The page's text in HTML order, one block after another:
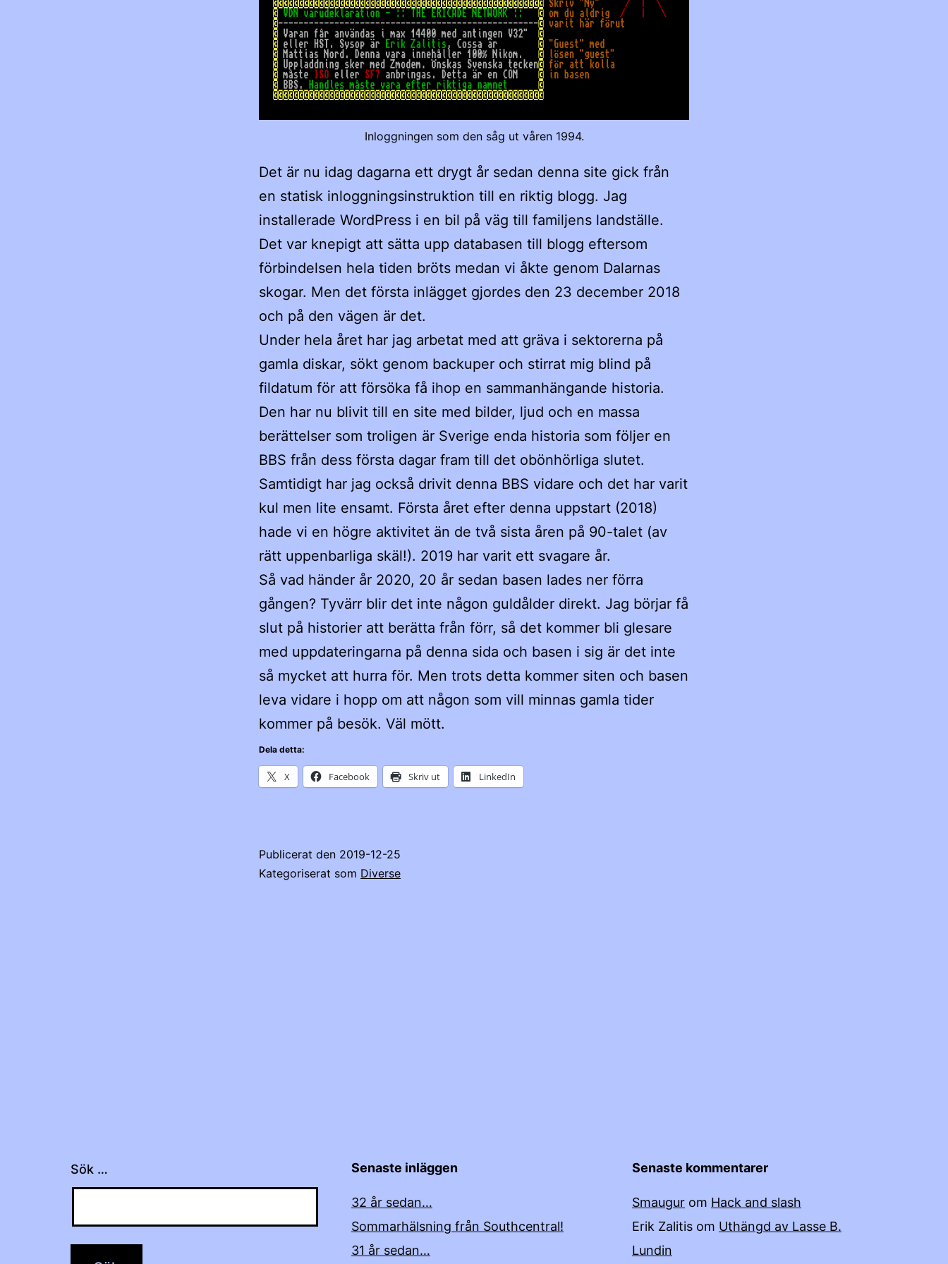
Inloggningen som den såg ut våren 1994.
Det är nu idag dagarna ett drygt år sedan denna site gick från
en statisk inloggningsinstruktion till en riktig blogg. Jag
installerade WordPress i en bil på väg till familjens landställe.
Det var knepigt att sätta upp databasen till blogg eftersom
förbindelsen hela tiden bröts medan vi åkte genom Dalarnas
skogar. Men det första inlägget gjordes den 23 december 2018
och på den vägen är det.
Under hela året har jag arbetat med att gräva i sektorerna på
gamla diskar, sökt genom backuper och stirrat mig blind på
fildatum för att försöka få ihop en sammanhängande historia.
Den har nu blivit till en site med bilder, ljud och en massa
berättelser som troligen är Sverige enda historia som följer en
BBS från dess första dagar fram till det obönhörliga slutet.
Samtidigt har jag också drivit denna BBS vidare och det har varit
kul men lite ensamt. Första året efter denna uppstart (2018)
hade vi en högre aktivitet än de två sista åren på 90-talet (av
rätt uppenbarliga skäl!). 2019 har varit ett svagare år.
Så vad händer år 2020, 20 år sedan basen lades ner förra
gången? Tyvärr blir det inte någon guldålder direkt. Jag börjar få
slut på historier att berätta från förr, så det kommer bli glesare
med uppdateringarna på denna sida och basen i sig är det inte
så mycket att hurra för. Men trots detta kommer siten och basen
leva vidare i hopp om att någon som vill minnas gamla tider
kommer på besök. Väl mött.
Dela detta:
X Facebook Skriv ut LinkedIn
Publicerat den 2019-12-25
Kategoriserat som Diverse
Sök … Senaste inläggen
32 år sedan…
Sommarhälsning från Southcentral!
31 år sedan…
Senaste kommentarer
Smaugur om Hack and slash
Erik Zalitis om Uthängd av Lasse B.
Lundin